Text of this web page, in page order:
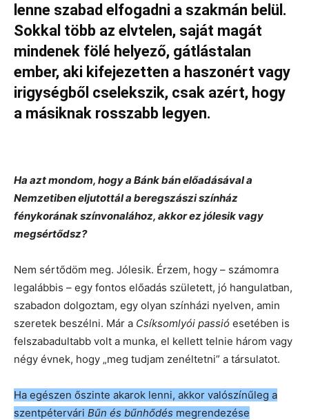
lenne szabad elfogadni a szakmán belül.
Sokkal több az elvtelen, saját magát
mindenek fölé helyező, gátlástalan
ember, aki kifejezetten a haszonért vagy
irigységből cselekszik, csak azért, hogy
a másiknak rosszabb legyen.
Ha azt mondom, hogy a Bánk bán előadásával a
Nemzetiben eljutottál a beregszászi színház
fénykorának színvonalához, akkor ez jólesik vagy
megsértődsz?
Nem sértődöm meg. Jólesik. Érzem, hogy – számomra
legalábbis – egy fontos előadás született, jó hangulatban,
szabadon dolgoztam, egy olyan színházi nyelven, amin
szeretek beszélni. Már a Csíksomlyói passió esetében is
felszabadultabb volt a munka, el kellett telnie három vagy
négy évnek, hogy „meg tudjam zenéltetni” a társulatot.
Ha egészen őszinte akarok lenni, akkor valószínűleg a
szentpétervári Bűn és bűnhődés megrendezése